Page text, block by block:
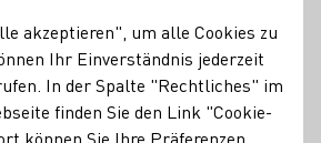
Saskia Teucke eröffnete beim
Wirtschaftsforum in Mailand die
aus den Rheinland-Pfälzischen
akzeptieren", um alle Cookies zu
Ihr Einverständnis jederzeit
In der Spalte "Rechtliches" im
finden Sie den Link "Cookie-
können Sie Ihre Präferenzen